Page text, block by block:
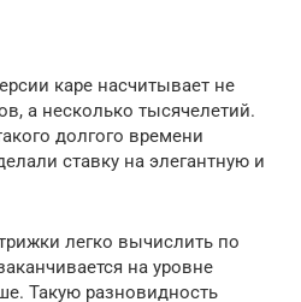
каре насчитывает не
а несколько тысячелетий.
долгого времени
ставку на элегантную и
легко вычислить по
на уровне
Такую разновидность